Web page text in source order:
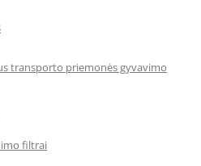
transporto priemonės gyvavimo
filtrai